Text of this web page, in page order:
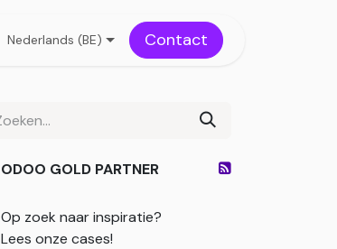
Nederlands (BE) Contact
ODOO GOLD PARTNER
Op zoek naar inspiratie?
Lees onze cases!